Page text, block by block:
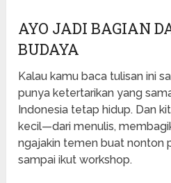
AYO JADI BAGIAN
BUDAYA
Kalau kamu baca tulisan ini
punya ketertarikan yang
Indonesia tetap hidup. Dan
kecil—dari menulis,
ngajakin temen buat nonton
sampai ikut workshop.